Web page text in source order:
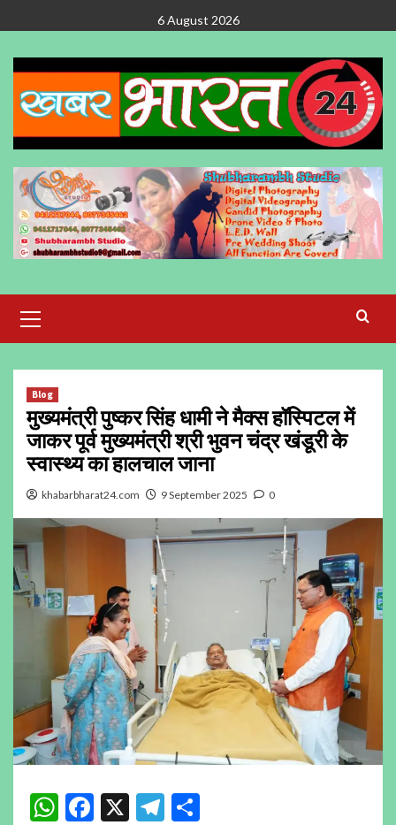
to
content
6 August 2026
Menu
Blog
मुख्यमंत्री पुष्कर सिंह धामी ने मैक्स हॉस्पिटल में
जाकर पूर्व मुख्यमंत्री श्री भुवन चंद्र खंडूरी के
स्वास्थ्य का हालचाल जाना
khabarbharat24.com 9 September 2025 0
WhatsApp
Facebook
X Telegram